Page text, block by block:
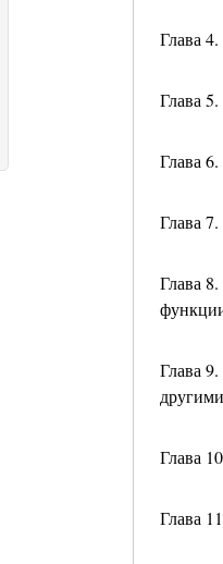
Глава
Глава
Глава
Глава
Глава
Глава
Глава
Глава